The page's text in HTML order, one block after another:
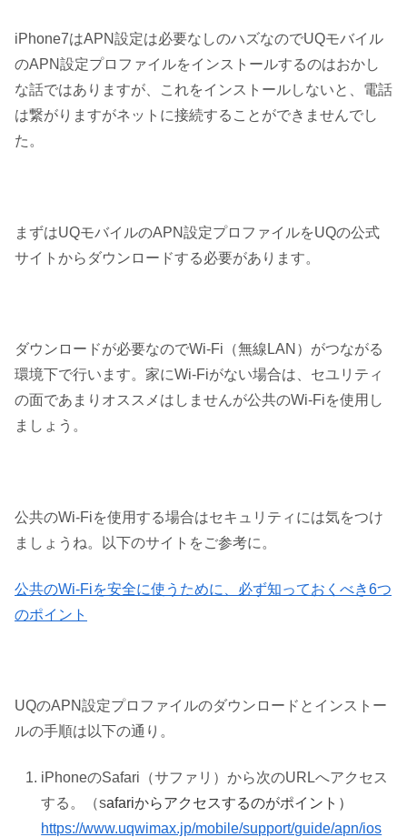
iPhone7はAPN設定は必要なしのハズなのでUQモバイル
のAPN設定プロファイルをインストールするのはおかし
な話ではありますが、これをインストールしないと、電話
は繋がりますがネットに接続することができませんでし
た。
まずはUQモバイルのAPN設定プロファイルをUQの公式
サイトからダウンロードする必要があります。
ダウンロードが必要なのでWi-Fi（無線LAN）がつながる
環境下で行います。家にWi-Fiがない場合は、セユリティ
の面であまりオススメはしませんが公共のWi-Fiを使用し
ましょう。
公共のWi-Fiを使用する場合はセキュリティには気をつけ
ましょうね。以下のサイトをご参考に。
公共のWi-Fiを安全に使うために、必ず知っておくべき6つ
のポイント
UQのAPN設定プロファイルのダウンロードとインストー
ルの手順は以下の通り。
iPhoneのSafari（サファリ）から次のURLへアクセス
する。（safariからアクセスするのがポイント）
https://www.uqwimax.jp/mobile/support/guide/apn/ios